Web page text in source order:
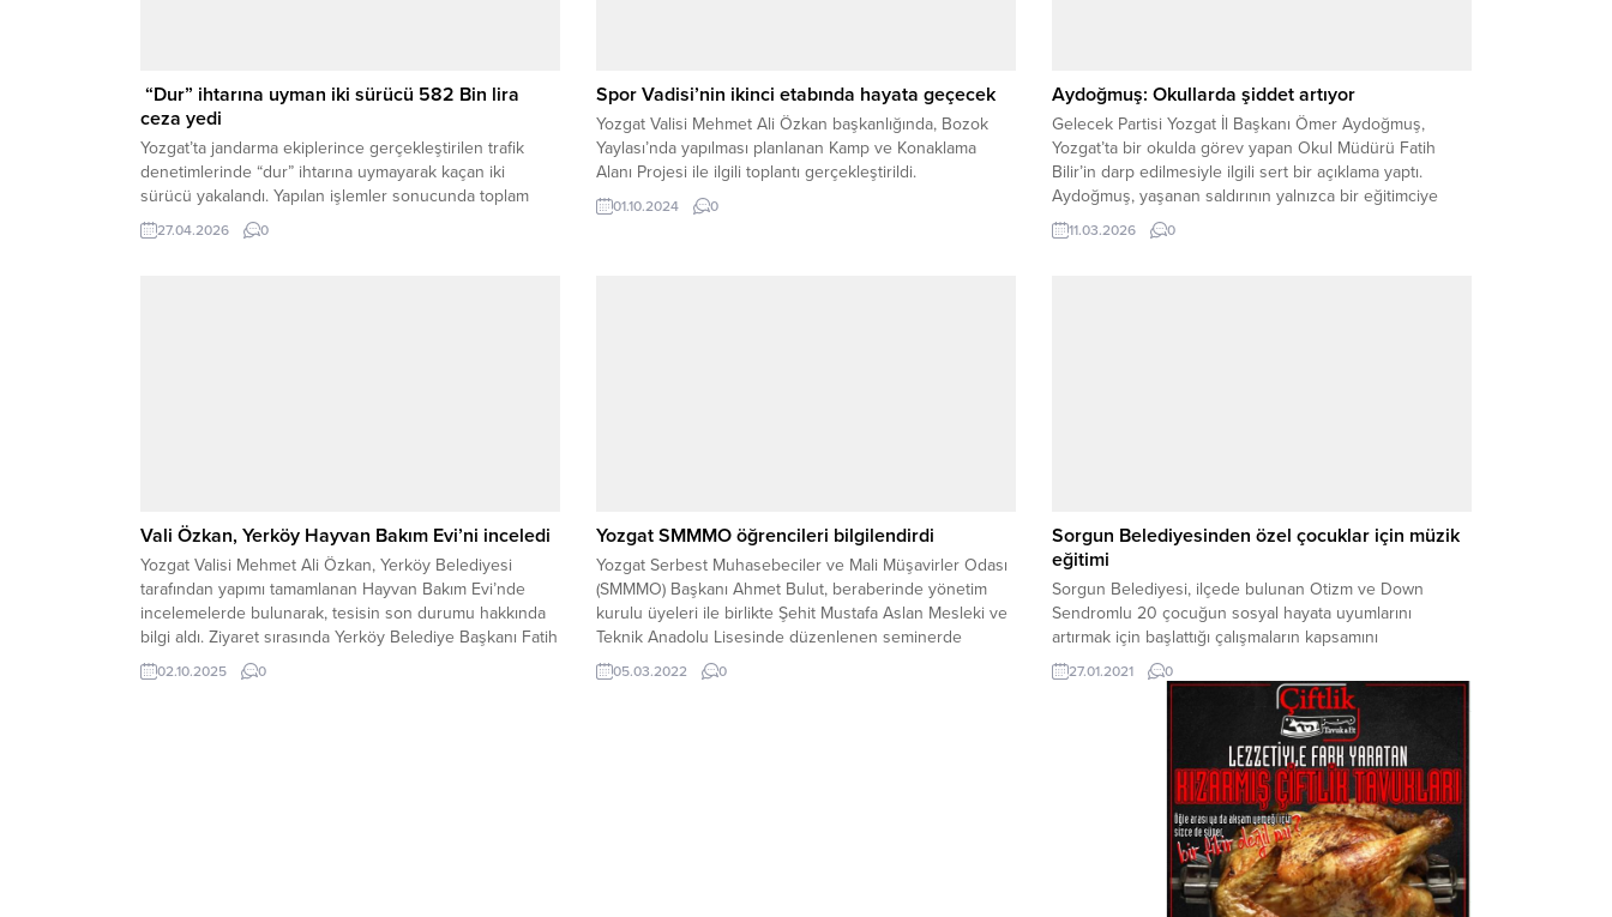
“Dur” ihtarına uyman iki sürücü 582 Bin lira
ceza yedi
Yozgat’ta jandarma ekiplerince gerçekleştirilen trafik
denetimlerinde “dur” ihtarına uymayarak kaçan iki
sürücü yakalandı. Yapılan işlemler sonucunda toplam
582 bin 431 TL idari para cezası uygulanırken, sürücü
belgeleri geçici olarak geri alındı ve araçlar trafikten men
27.04.2026 0
Spor Vadisi’nin ikinci etabında hayata geçecek
Yozgat Valisi Mehmet Ali Özkan başkanlığında, Bozok
Yaylası’nda yapılması planlanan Kamp ve Konaklama
Alanı Projesi ile ilgili toplantı gerçekleştirildi.
01.10.2024 0
Aydoğmuş: Okullarda şiddet artıyor
Gelecek Partisi Yozgat İl Başkanı Ömer Aydoğmuş,
Yozgat’ta bir okulda görev yapan Okul Müdürü Fatih
Bilir’in darp edilmesiyle ilgili sert bir açıklama yaptı.
Aydoğmuş, yaşanan saldırının yalnızca bir eğitimciye
değil, aynı zamanda eğitime ve toplumun geleceğine
yapılmış bir saldırı olduğunu vurguladı. Yaşanan olaydan
11.03.2026 0
Vali Özkan, Yerköy Hayvan Bakım Evi’ni inceledi
Yozgat Valisi Mehmet Ali Özkan, Yerköy Belediyesi
tarafından yapımı tamamlanan Hayvan Bakım Evi’nde
incelemelerde bulunarak, tesisin son durumu hakkında
bilgi aldı. Ziyaret sırasında Yerköy Belediye Başkanı Fatih
Arslan, Vali Özkan’a Hayvan Bakım Evi’nin kapasitesi,
hizmetleri ve gelecekteki planları hakkında detaylı bilgiler
02.10.2025 0
Yozgat SMMMO öğrencileri bilgilendirdi
Yozgat Serbest Muhasebeciler ve Mali Müşavirler Odası
(SMMMO) Başkanı Ahmet Bulut, beraberinde yönetim
kurulu üyeleri ile birlikte Şehit Mustafa Aslan Mesleki ve
Teknik Anadolu Lisesinde düzenlenen seminerde
öğrencileri muhasebe ve mali müşavirlik mesleği
konusunda bilgilendirdi.
05.03.2022 0
Sorgun Belediyesinden özel çocuklar için müzik
eğitimi
Sorgun Belediyesi, ilçede bulunan Otizm ve Down
Sendromlu 20 çocuğun sosyal hayata uyumlarını
artırmak için başlattığı çalışmaların kapsamını
genişleterek özel çocuklar için müzik eğitimine başladı.
27.01.2021 0